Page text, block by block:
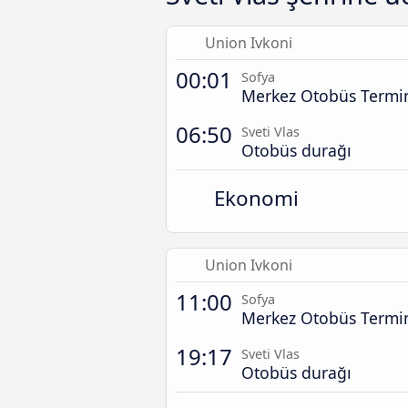
Union Ivkoni
00:01 Sofya
Merkez Otobüs
06:50 Sveti Vlas
Otobüs durağı
Ekonomi
Union Ivkoni
11:00 Sofya
Merkez Otobüs
19:17 Sveti Vlas
Otobüs durağı